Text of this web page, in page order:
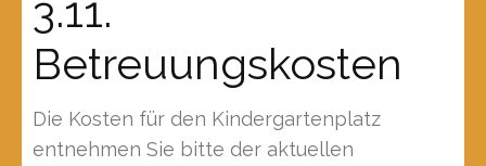
3.11.
Betreuungskosten
Die Kosten für den Kindergartenplatz
entnehmen Sie bitte der aktuellen